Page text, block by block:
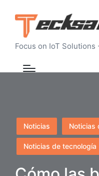
Focus on IoT
Publicado
en
Noticias Noticias
Noticias de tecnología